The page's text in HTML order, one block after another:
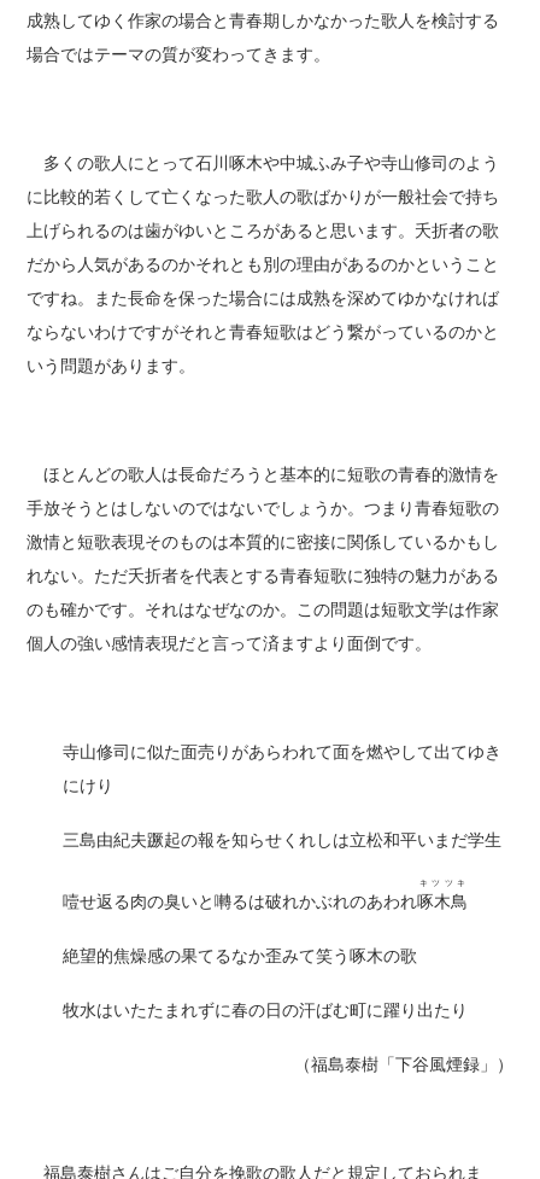
成熟してゆく作家の場合と青春期しかなかった歌人を検討する
場合ではテーマの質が変わってきます。
多くの歌人にとって石川啄木や中城ふみ子や寺山修司のよう
に比較的若くして亡くなった歌人の歌ばかりが一般社会で持ち
上げられるのは歯がゆいところがあると思います。夭折者の歌
だから人気があるのかそれとも別の理由があるのかということ
ですね。また長命を保った場合には成熟を深めてゆかなければ
ならないわけですがそれと青春短歌はどう繋がっているのかと
いう問題があります。
ほとんどの歌人は長命だろうと基本的に短歌の青春的激情を
手放そうとはしないのではないでしょうか。つまり青春短歌の
激情と短歌表現そのものは本質的に密接に関係しているかもし
れない。ただ夭折者を代表とする青春短歌に独特の魅力がある
のも確かです。それはなぜなのか。この問題は短歌文学は作家
個人の強い感情表現だと言って済ますより面倒です。
寺山修司に似た面売りがあらわれて面を燃やして出てゆき
にけり
三島由紀夫蹶起の報を知らせくれしは立松和平いまだ学生
噎せ返る肉の臭いと囀るは破れかぶれのあわれ啄木鳥
キツツキ
絶望的焦燥感の果てるなか歪みて笑う啄木の歌
牧水はいたたまれずに春の日の汗ばむ町に躍り出たり
（福島泰樹「下谷風煙録」）
福島泰樹さんはご自分を挽歌の歌人だと規定しておられま